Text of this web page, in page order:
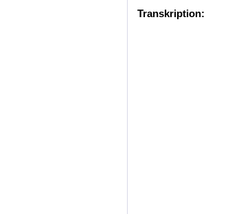
Transkription: